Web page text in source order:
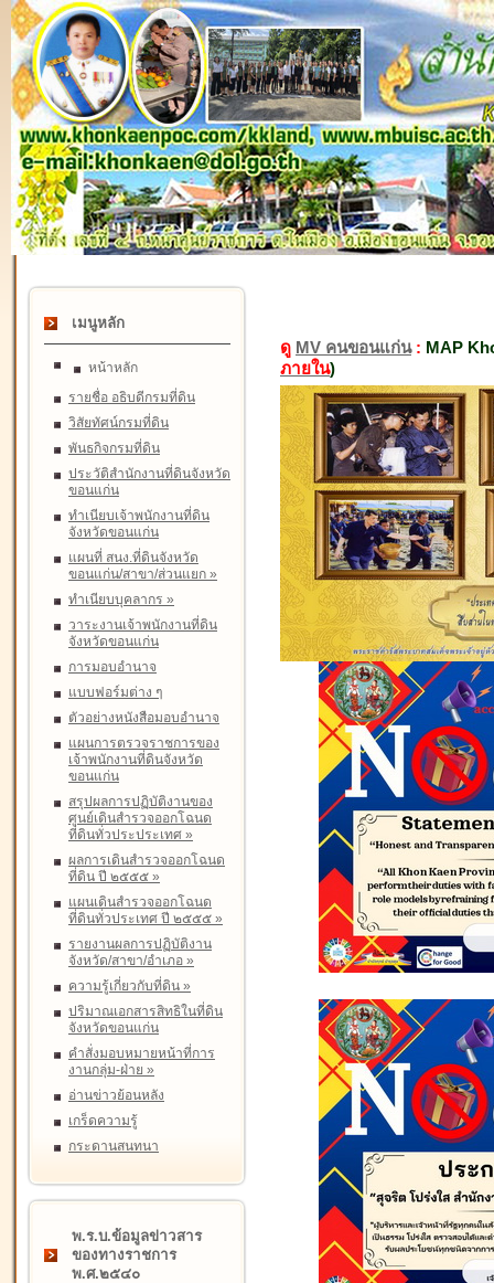
เมนูหลัก
หน้าหลัก
รายชื่อ อธิบดีกรมที่ดิน
วิสัยทัศน์กรมที่ดิน
พันธกิจกรมที่ดิน
ประวัติสำนักงานที่ดินจังหวัด
ขอนแก่น
ทำเนียบเจ้าพนักงานที่ดิน
จังหวัดขอนแก่น
แผนที่ สนง.ที่ดินจังหวัด
ขอนแก่น/สาขา/ส่วนแยก »
ทำเนียบบุคลากร »
วาระงานเจ้าพนักงานที่ดิน
จังหวัดขอนแก่น
การมอบอำนาจ
แบบฟอร์มต่าง ๆ
ตัวอย่างหนังสือมอบอำนาจ
แผนการตรวจราชการของ
เจ้าพนักงานที่ดินจังหวัด
ขอนแก่น
สรุปผลการปฏิบัติงานของ
ศูนย์เดินสำรวจออกโฉนด
ที่ดินทั่วประประเทศ »
ผลการเดินสำรวจออกโฉนด
ที่ดิน ปี ๒๕๕๕ »
แผนเดินสำรวจออกโฉนด
ที่ดินทั่วประเทศ ปี ๒๕๕๕ »
รายงานผลการปฏิบัติงาน
จังหวัด/สาขา/อำเภอ »
ความรู้เกี่ยวกับที่ดิน »
ปริมาณเอกสารสิทธิในที่ดิน
จังหวัดขอนแก่น
คำสั่งมอบหมายหน้าที่การ
งานกลุ่ม-ฝ่าย »
อ่านข่าวย้อนหลัง
เกร็ดความรู้
กระดานสนทนา
พ.ร.บ.ข้อมูลข่าวสาร
ของทางราชการ
พ.ศ.๒๕๔๐
ดู MV คนขอนแก่น: MAP
ภายใน)